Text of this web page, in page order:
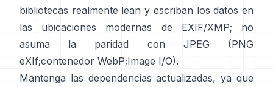
bibliotecas realmente lean y escriban los datos en
las ubicaciones modernas de EXIF/XMP; no
asuma la paridad con JPEG (PNG
eXIf;contenedor WebP;Image I/O).
Mantenga las dependencias actualizadas, ya que